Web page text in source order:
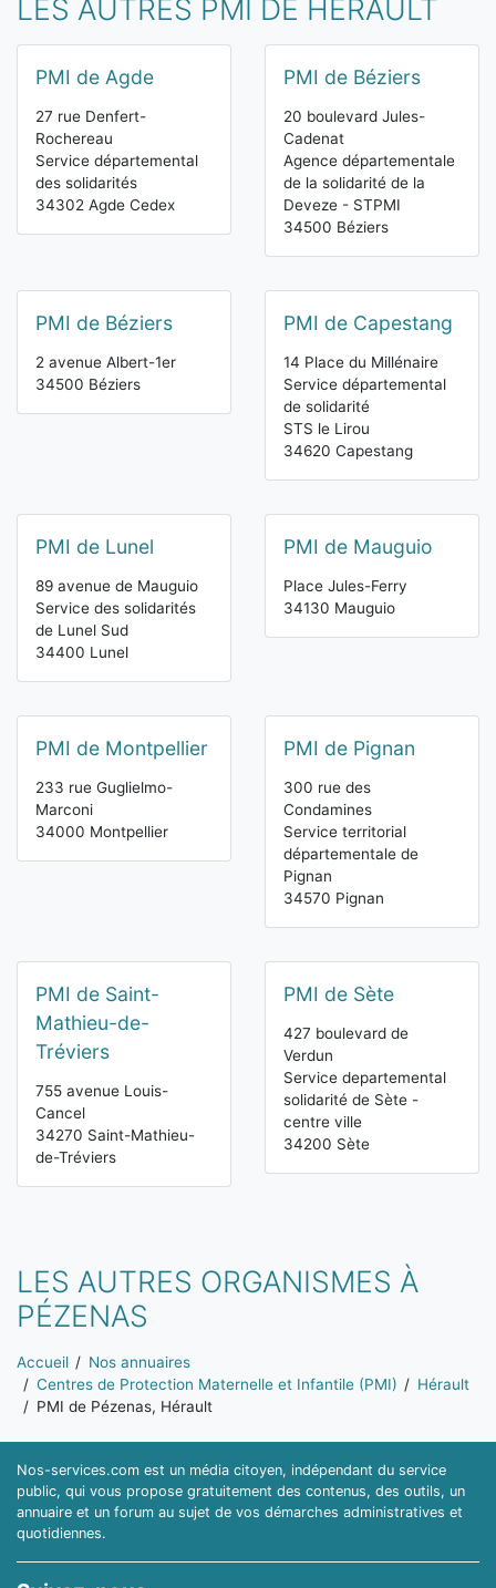
LES AUTRES PMI DE HÉRAULT
PMI de Agde
27 rue Denfert-
Rochereau
Service départemental
des solidarités
34302 Agde Cedex
PMI de Béziers
20 boulevard Jules-
Cadenat
Agence départementale
de la solidarité de la
Deveze - STPMI
34500 Béziers
PMI de Béziers
2 avenue Albert-1er
34500 Béziers
PMI de Capestang
14 Place du Millénaire
Service départemental
de solidarité
STS le Lirou
34620 Capestang
PMI de Lunel
89 avenue de Mauguio
Service des solidarités
de Lunel Sud
34400 Lunel
PMI de Mauguio
Place Jules-Ferry
34130 Mauguio
PMI de Montpellier
233 rue Guglielmo-
Marconi
34000 Montpellier
PMI de Pignan
300 rue des
Condamines
Service territorial
départementale de
Pignan
34570 Pignan
PMI de Saint-
Mathieu-de-
Tréviers
755 avenue Louis-
Cancel
34270 Saint-Mathieu-
de-Tréviers
PMI de Sète
427 boulevard de
Verdun
Service departemental
solidarité de Sète -
centre ville
34200 Sète
LES AUTRES ORGANISMES À
PÉZENAS
Vous êtes ici:
Accueil
Nos annuaires
Centres de Protection Maternelle et Infantile (PMI)
Hérault
PMI de Pézenas, Hérault
Nos-services.com est un média citoyen, indépendant du service
public, qui vous propose gratuitement des contenus, des outils, un
annuaire et un forum au sujet de vos démarches administratives et
quotidiennes.